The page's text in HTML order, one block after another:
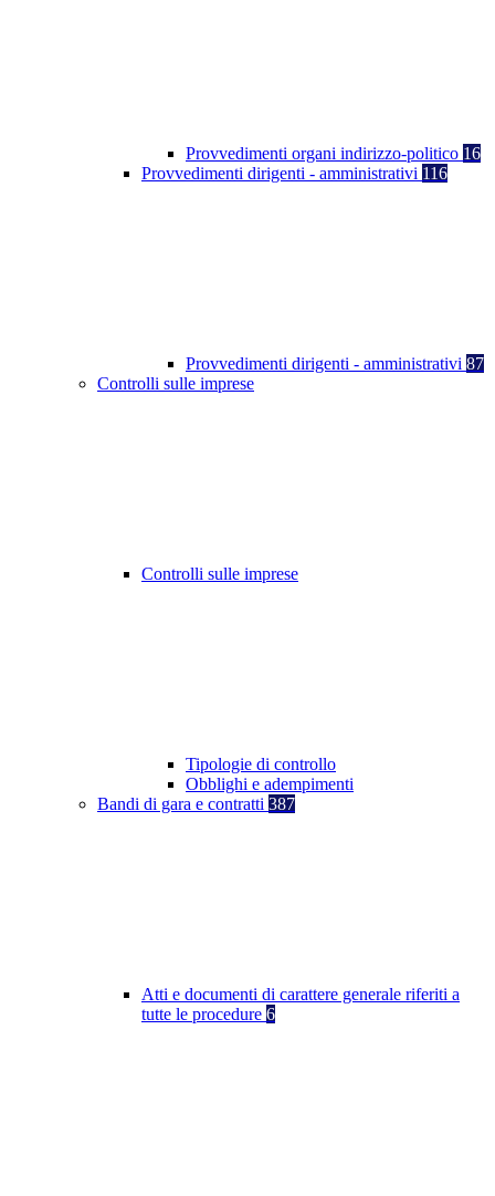
Provvedimenti organi indirizzo-politico 16
Provvedimenti dirigenti - amministrativi 116
Provvedimenti dirigenti - amministrativi 87
Controlli sulle imprese
Controlli sulle imprese
Tipologie di controllo
Obblighi e adempimenti
Bandi di gara e contratti 387
Atti e documenti di carattere generale riferiti a
tutte le procedure 6